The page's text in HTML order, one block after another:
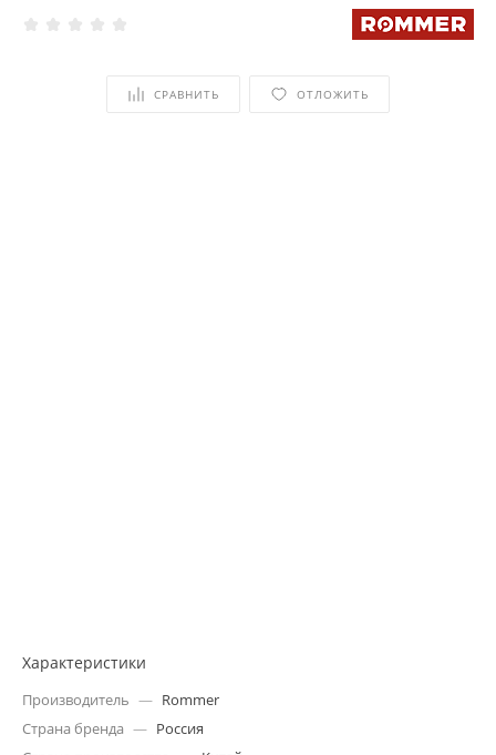
СРАВНИТЬ ОТЛОЖИТЬ
Характеристики
Производитель — Rommer
Страна бренда — Россия